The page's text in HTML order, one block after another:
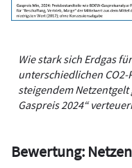
Wie stark sich Erdgas
unterschiedlichen
steigendem
Gaspreis 2024“
Bewertung: